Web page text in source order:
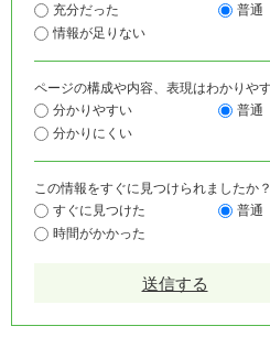
充分だった
普通
情報が足りない
ページの構成や内容、表現はわかりや
分かりやすい
普通
分かりにくい
この情報をすぐに見つけられましたか？
すぐに見つけた
普通
時間がかかった